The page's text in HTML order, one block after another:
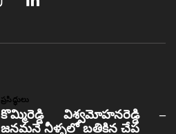
ప్రసిద్ధులు
కొమ్మిరెడ్డి విశ్వమోహనరెడ్డి –
జనమనే నీళ్ళలో బతికిన చేప